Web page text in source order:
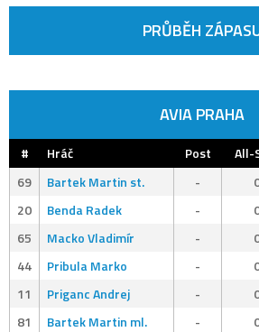
PRŮBĚH
AVIA PRAHA
# Hráč Post All-
69
Bartek Martin st. -
20
Benda Radek -
65
Macko Vladimír -
44
Pribula Marko -
11
Priganc Andrej -
81
Bartek Martin ml. -